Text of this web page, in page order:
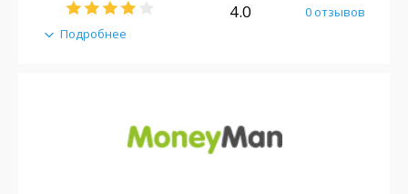
Подробнее
4.0 0 отзывов